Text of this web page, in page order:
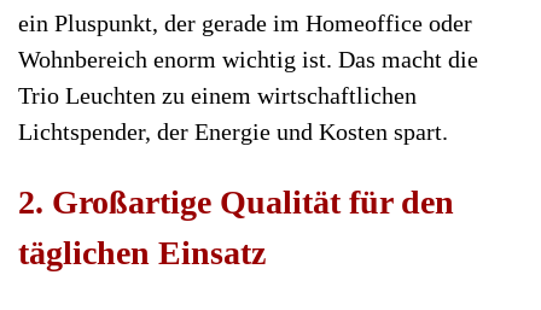
ein Pluspunkt, der gerade im Homeoffice oder
Wohnbereich enorm wichtig ist. Das macht die
Trio Leuchten zu einem wirtschaftlichen
Lichtspender, der Energie und Kosten spart.
2. Großartige Qualität für den
täglichen Einsatz